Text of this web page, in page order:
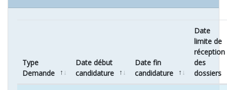
Type
Demande
Date début
candidature
Date fin
candidature
Date
limite de
réception
des
dossiers